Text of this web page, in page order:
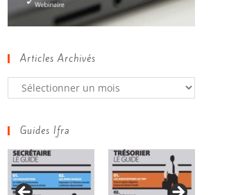
Articles Archivés
Guides Ifra